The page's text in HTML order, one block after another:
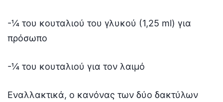
-¼ του κουταλιού του γλυκού (1,25 ml) για
πρόσωπο
-¼ του κουταλιού για τον λαιμό
Εναλλακτικά, ο κανόνας των δύο δακτύλων